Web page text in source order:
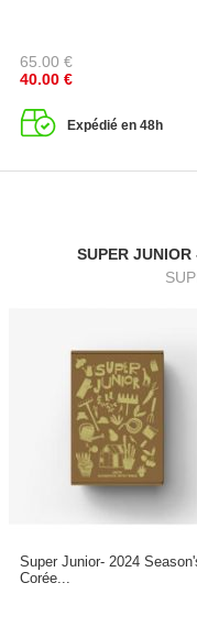
65.00 €
40.00 €
Expédié en 48h
SUPER
Super Junior- 2024
Corée...